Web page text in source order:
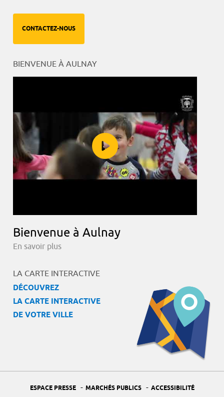
CONTACTEZ-NOUS
BIENVENUE À AULNAY
Bienvenue à Aulnay
En savoir plus
LA CARTE INTERACTIVE
DÉCOUVREZ
LA CARTE INTERACTIVE
DE VOTRE VILLE
ESPACE PRESSE - MARCHÉS PUBLICS - ACCESSIBILITÉ